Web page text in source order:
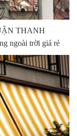
THANH
ngoài trời giá rẻ